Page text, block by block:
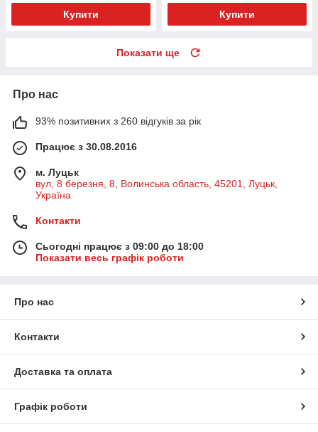
Купити Купити
Показати ще
Про нас
93% позитивних з 260 відгуків за рік
Працює з 30.08.2016
м. Луцьк
вул, 8 березня, 8, Волинська область, 45201, Луцьк,
Україна
Контакти
Сьогодні працює з 09:00 до 18:00
Показати весь графік роботи
Про нас
Контакти
Доставка та оплата
Графік роботи